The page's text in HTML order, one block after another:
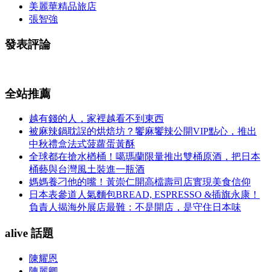
美麗華精品旅店
張智強
發表評論
全站推薦
越有錢的人，家裡越看不到東西
被麻辣鍋耽誤的烘焙坊？饗麻饗辣公開VIP點心，推出
中秋禮盒法式菠蘿蛋黃酥
全球都在搶水楢桶！噶瑪蘭限量推出雙桶原酒，把日本
桶藝與台灣風土裝進一瓶酒
媽媽養刁他的嘴！黃崇仁開高檔壽司店實現美食信仰
日本表參道人氣麵包BREAD, ESPRESSO &插旗永康！
負責人揭海外展店最難：不是開店，是守住日本味
alive 話題
陳耀恩